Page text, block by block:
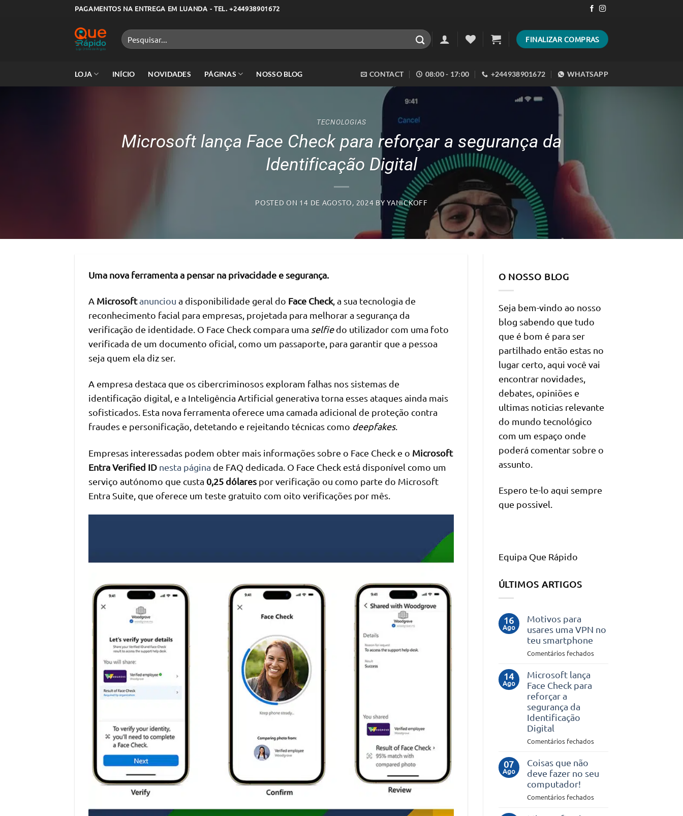
PAGAMENTOS NA ENTREGA EM LUANDA - TEL. +244938901672
Pesquisar
por:
FINALIZAR COMPRAS
LOJA INÍCIO NOVIDADES PÁGINAS NOSSO BLOG CONTACT 08:00 - 17:00 +244938901672 WHATSAPP
TECNOLOGIAS
Microsoft lança Face Check para reforçar a segurança da
Identificação Digital
POSTED ON 14 DE AGOSTO, 2024 BYYANICKOFF
Uma nova ferramenta a pensar na privacidade e segurança.
A Microsoftanunciou a disponibilidade geral do Face Check, a sua tecnologia de
reconhecimento facial para empresas, projetada para melhorar a segurança da
verificação de identidade. O Face Check compara uma selfiedo utilizador com uma foto
verificada de um documento oficial, como um passaporte, para garantir que a pessoa
seja quem ela diz ser.
A empresa destaca que os cibercriminosos exploram falhas nos sistemas de
identificação digital, e a Inteligência Artificial generativa torna esses ataques ainda mais
sofisticados. Esta nova ferramenta oferece uma camada adicional de proteção contra
fraudes e personificação, detetando e rejeitando técnicas como deepfakes.
Empresas interessadas podem obter mais informações sobre o Face Check e o Microsoft
Entra Verified ID nesta página de FAQ dedicada. O Face Check está disponível como um
serviço autónomo que custa 0,25 dólarespor verificação ou como parte do Microsoft
Entra Suite, que oferece um teste gratuito com oito verificações por mês.
O NOSSO BLOG
Seja bem-vindo ao nosso
blog sabendo que tudo
que é bom é para ser
partilhado então estas no
lugar certo, aqui você vai
encontrar novidades,
debates, opiniões e
ultimas noticias relevante
do mundo tecnológico
com um espaço onde
poderá comentar sobre o
assunto.
Espero te-lo aqui sempre
que possivel.
Equipa Que Rápido
ÚLTIMOS ARTIGOS
16
Ago
Motivos para
usares uma VPN no
teu smartphone
Comentários fechadosem
14
Ago
Microsoft lança
Face Check para
reforçar a
segurança da
Identificação
Digital
Comentários fechadosem
Face
reforçar
07
Ago
Coisas que não
deve fazer no seu
computador!
Comentários fechadosem